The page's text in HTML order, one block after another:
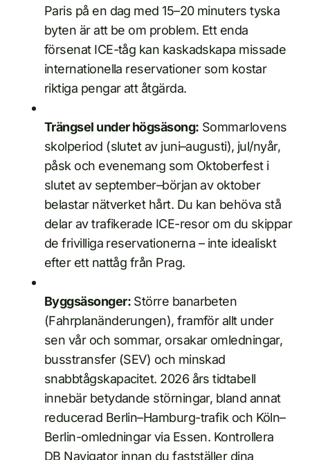
Paris på en dag med 15–20 minuters tyska
byten är att be om problem. Ett enda
försenat ICE-tåg kan kaskadskapa missade
internationella reservationer som kostar
riktiga pengar att åtgärda.
Trängsel under högsäsong: Sommarlovens
skolperiod (slutet av juni–augusti), jul/nyår,
påsk och evenemang som Oktoberfest i
slutet av september–början av oktober
belastar nätverket hårt. Du kan behöva stå
delar av trafikerade ICE-resor om du skippar
de frivilliga reservationerna – inte idealiskt
efter ett nattåg från Prag.
Byggsäsonger:Större banarbeten
(Fahrplanänderungen), framför allt under
sen vår och sommar, orsakar omledningar,
busstransfer (SEV) och minskad
snabbtågskapacitet. 2026 års tidtabell
innebär betydande störningar, bland annat
reducerad Berlin–Hamburg-trafik och Köln–
Berlin-omledningar via Essen. Kontrollera
DB Navigatorinnan du fastställer dina